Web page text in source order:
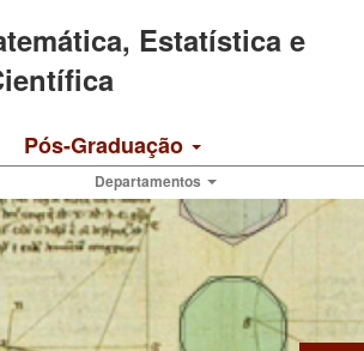
Estatística e
Pós-Graduação
Departamentos